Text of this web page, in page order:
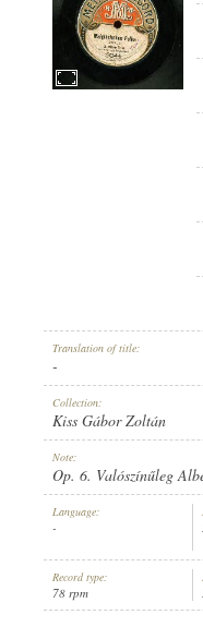
METAFON-
RECORD NUMBER:
Translation of title:
-
Collection:
Kiss Gábor Zoltán
Note:
Op. 6. Valószínűleg
Language:
-
Record type:
78 rpm